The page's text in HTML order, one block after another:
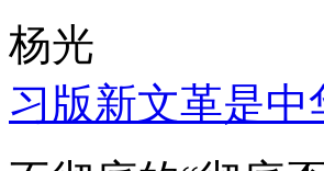
杨光
习版新文革是